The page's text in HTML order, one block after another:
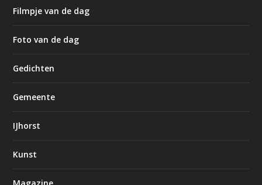
Filmpje van de dag
Foto van de dag
Gedichten
Gemeente
IJhorst
Kunst